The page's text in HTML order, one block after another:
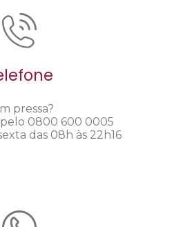
pressa?
pelo 0800 600 0005
das 08h às 22h16